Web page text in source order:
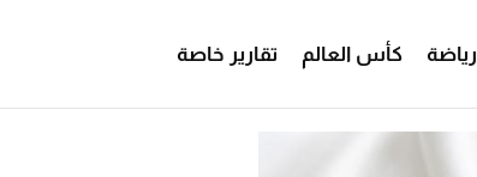
رياضة كأس العالم تقارير خاصة